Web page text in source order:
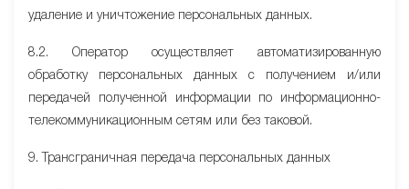
удаление и уничтожение персональных данных.
8.2. Оператор осуществляет автоматизированную
обработку персональных данных с получением и/или
передачей полученной информации по информационно-
телекоммуникационным сетям или без таковой.
9. Трансграничная передача персональных данных